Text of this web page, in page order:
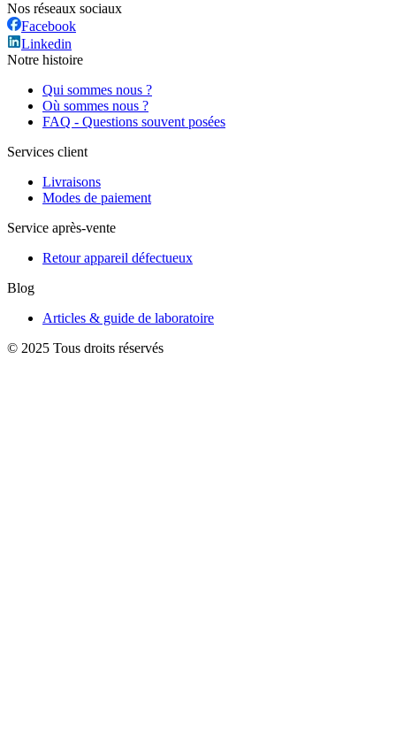
Nos réseaux sociaux
Facebook
Linkedin
Notre histoire
Qui sommes nous ?
Où sommes nous ?
FAQ - Questions souvent posées
Services client
Livraisons
Modes de paiement
Service après-vente
Retour appareil défectueux
Blog
Articles & guide de laboratoire
© 2025 Tous droits réservés